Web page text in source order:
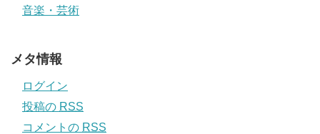
音楽・芸術
メタ情報
ログイン
投稿の RSS
コメントの RSS